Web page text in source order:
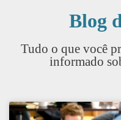
Blog
Tudo o que você
informado